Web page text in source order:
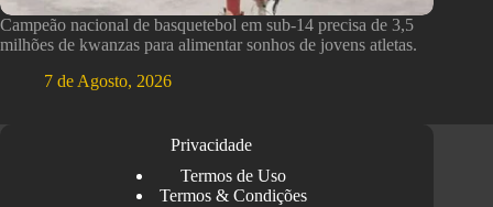
Campeão nacional de basquetebol em sub-14 precisa de 3,5
milhões de kwanzas para alimentar sonhos de jovens atletas.
7 de Agosto, 2026
Privacidade
Termos de Uso
Termos & Condições